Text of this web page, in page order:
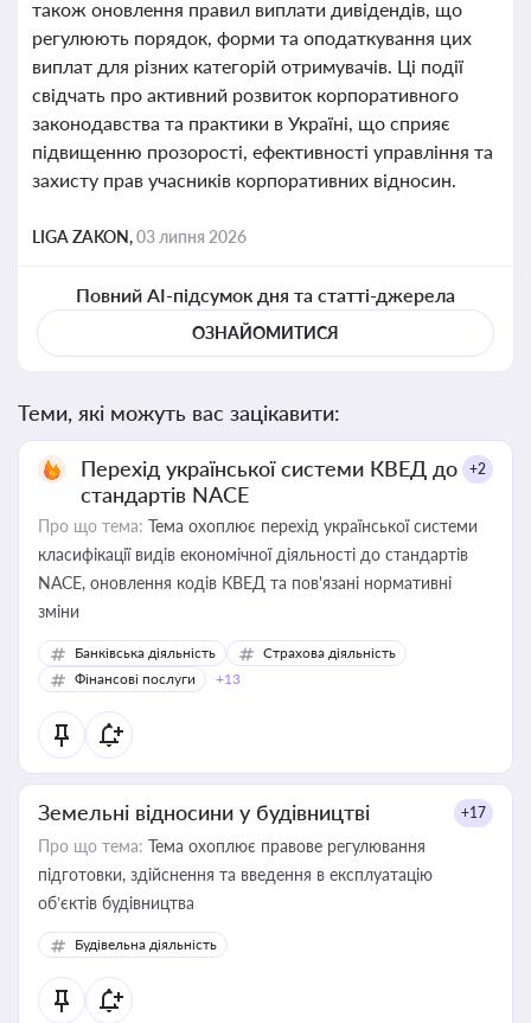
також оновлення правил виплати дивідендів, що
регулюють порядок, форми та оподаткування цих
виплат для різних категорій отримувачів. Ці події
свідчать про активний розвиток корпоративного
законодавства та практики в Україні, що сприяє
підвищенню прозорості, ефективності управління та
захисту прав учасників корпоративних відносин.
LIGA ZAKON,03 липня 2026
Повний AI-підсумок дня та статті-джерела
ОЗНАЙОМИТИСЯ
Теми, які можуть вас зацікавити:
Перехід української системи КВЕД до
стандартів NACE
+2
Про що тема: Тема охоплює перехід української системи
класифікації видів економічної діяльності до стандартів
NACE, оновлення кодів КВЕД та пов'язані нормативні
зміни
Банківська діяльність
Страхова діяльність
Фінансові послуги
+13
Земельні відносини у будівництві +17
Про що тема: Тема охоплює правове регулювання
підготовки, здійснення та введення в експлуатацію
об’єктів будівництва
Будівельна діяльність